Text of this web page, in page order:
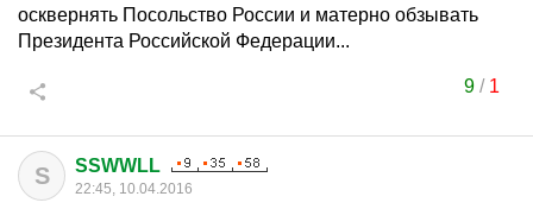
осквернять Посольство России и матерно обзывать
Президента Российской Федерации...
9/ 1
S SSWWLL
22:45, 10.04.2016